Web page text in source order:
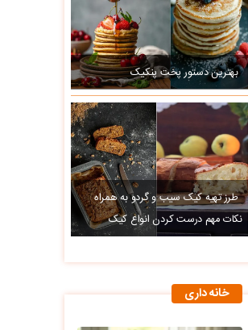
بهترین دستور پخت پنکیک
طرز تهیه کیک سیب و گردو به همراه
نکات مهم درست کردن انواع کیک
خانه داری